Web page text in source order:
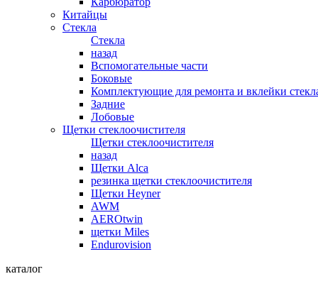
Китайцы
Стекла
Стекла
назад
Вспомогательные части
Боковые
Комплектующие для ремонта и вклейки
Задние
Лобовые
Щетки стеклоочистителя
Щетки стеклоочистителя
назад
Щетки Alca
резинка щетки стеклоочистителя
Щетки Heyner
AWM
AEROtwin
щетки Miles
Endurovision
каталог